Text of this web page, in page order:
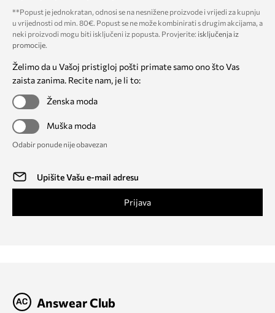
**Popust je jednokratan, odnosi se na nesnižene proizvode i vrijedi za kupnju
u vrijednosti od min. 80€. Popust se ne može kombinirati s drugim akcijama, a
neki proizvodi mogu biti isključeni iz popusta. Provjerite: isključenja iz
promocije.
Želimo da u Vašoj pristigloj pošti primate samo ono što Vas
zaista zanima. Recite nam, je li to:
Ženska moda
Muška moda
Odabir ponude nije obavezan
Prijava
Answear Club